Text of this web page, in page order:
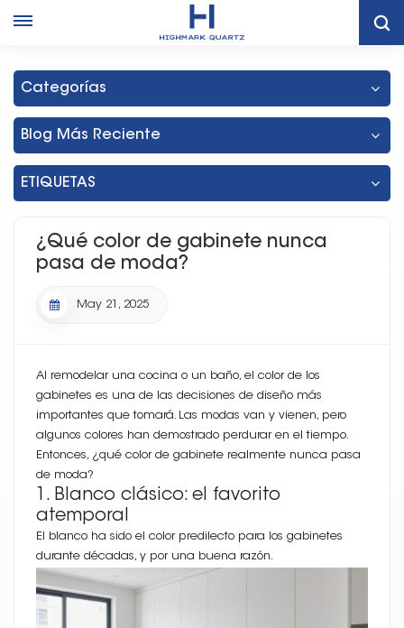
¿Qué Color De Gabinete Nunca Pasa De Moda?
Categorías
Blog Más Reciente
ETIQUETAS
¿Qué color de gabinete nunca
pasa de moda?
May 21, 2025
Al remodelar una cocina o un baño, el color de los
gabinetes es una de las decisiones de diseño más
importantes que tomará. Las modas van y vienen, pero
algunos colores han demostrado perdurar en el tiempo.
Entonces, ¿qué color de gabinete realmente nunca pasa
de moda?
1. Blanco clásico: el favorito
atemporal
El blanco ha sido el color predilecto para los gabinetes
durante décadas, y por una buena razón.